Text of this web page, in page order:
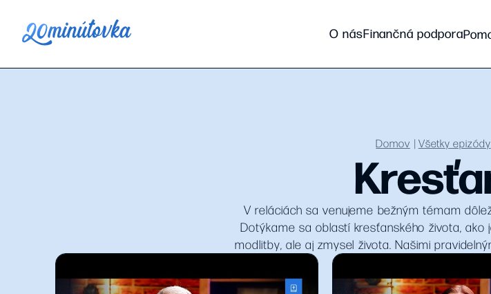
O násFinančná podpora
Domov Všetky epizódy
V reláciách sa venujeme bežným témam
Dotýkame sa oblastí kresťanského života, ako
modlitby, ale aj zmysel života. Našimi